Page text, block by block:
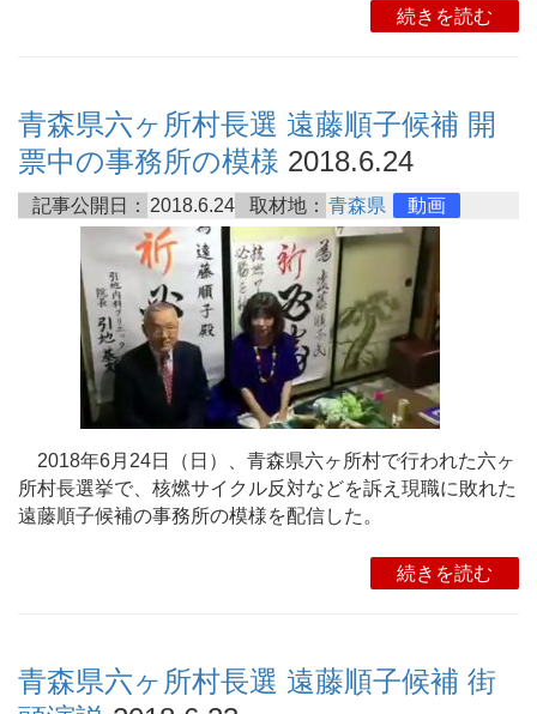
続きを読む
青森県六ヶ所村長選 遠藤順子候補 開
票中の事務所の模様 2018.6.24
記事公開日： 2018.6.24 取材地： 青森県 動画
2018年6月24日（日）、青森県六ヶ所村で行われた六ヶ
所村長選挙で、核燃サイクル反対などを訴え現職に敗れた
遠藤順子候補の事務所の模様を配信した。
続きを読む
青森県六ヶ所村長選 遠藤順子候補 街